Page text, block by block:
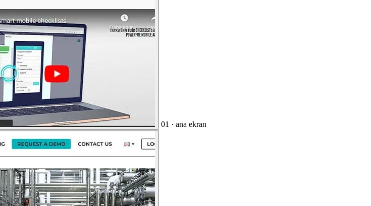
01 · ana ekran